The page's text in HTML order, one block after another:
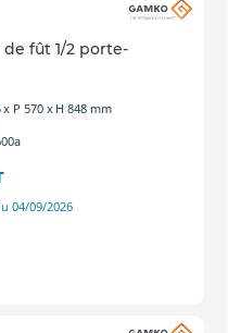
fût 1/2 porte-
P 570 x H 848 mm
04/09/2026